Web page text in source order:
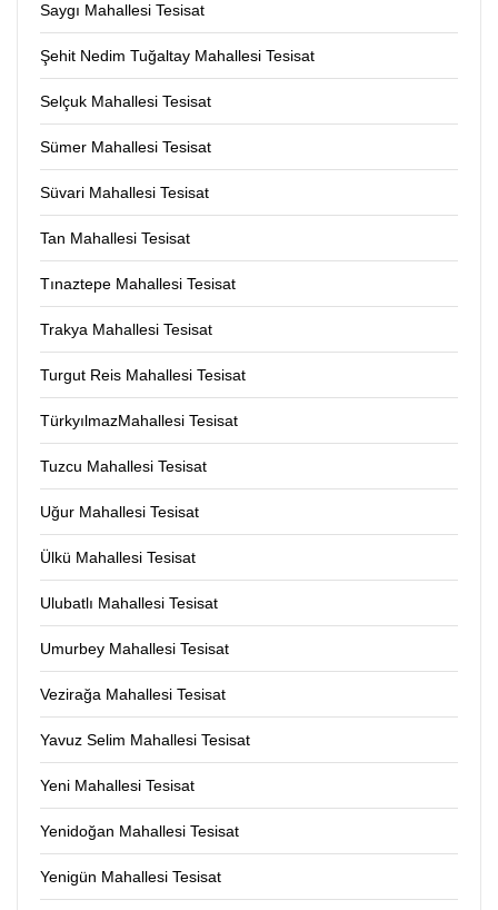
Saygı Mahallesi Tesisat
Şehit Nedim Tuğaltay Mahallesi Tesisat
Selçuk Mahallesi Tesisat
Sümer Mahallesi Tesisat
Süvari Mahallesi Tesisat
Tan Mahallesi Tesisat
Tınaztepe Mahallesi Tesisat
Trakya Mahallesi Tesisat
Turgut Reis Mahallesi Tesisat
TürkyılmazMahallesi Tesisat
Tuzcu Mahallesi Tesisat
Uğur Mahallesi Tesisat
Ülkü Mahallesi Tesisat
Ulubatlı Mahallesi Tesisat
Umurbey Mahallesi Tesisat
Vezirağa Mahallesi Tesisat
Yavuz Selim Mahallesi Tesisat
Yeni Mahallesi Tesisat
Yenidoğan Mahallesi Tesisat
Yenigün Mahallesi Tesisat